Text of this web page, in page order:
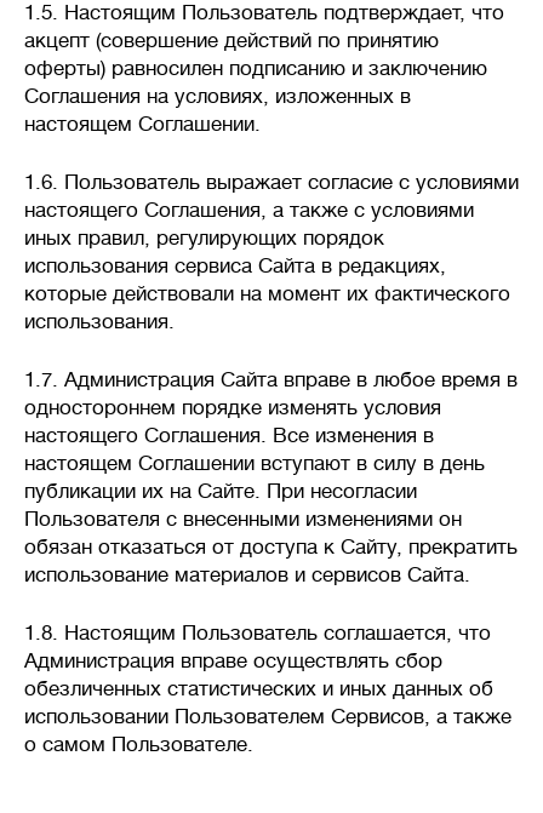
1.5. Настоящим Пользователь подтверждает, что
акцепт (совершение действий по принятию
оферты) равносилен подписанию и заключению
Соглашения на условиях, изложенных в
настоящем Соглашении.
1.6. Пользователь выражает согласие с условиями
настоящего Соглашения, а также с условиями
иных правил, регулирующих порядок
использования сервиса Сайта в редакциях,
которые действовали на момент их фактического
использования.
1.7. Администрация Сайта вправе в любое время в
одностороннем порядке изменять условия
настоящего Соглашения. Все изменения в
настоящем Соглашении вступают в силу в день
публикации их на Сайте. При несогласии
Пользователя с внесенными изменениями он
обязан отказаться от доступа к Сайту, прекратить
использование материалов и сервисов Сайта.
1.8. Настоящим Пользователь соглашается, что
Администрация вправе осуществлять сбор
обезличенных статистических и иных данных об
использовании Пользователем Сервисов, а также
о самом Пользователе.
💪 Производительностьл/сутки
Объем сточных вод, который
станция биологической очистки
(септик) способна переработать
за сутки без потери
эффективности.
Важно подбирать систему
с учетом реального
водопотребления: недостаток
приведет к перегрузке,
а избыточная мощность –
к нарушению работы биофлоры
и повышенным расходам.
💳 Стоимость